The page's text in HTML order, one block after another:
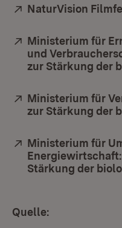
Extern:
NaturVision
Extern:
Ministerium für
und
zur Stärkung der
Extern:
Ministerium für
zur Stärkung der
Extern:
Ministerium für
Stärkung der
Quelle: